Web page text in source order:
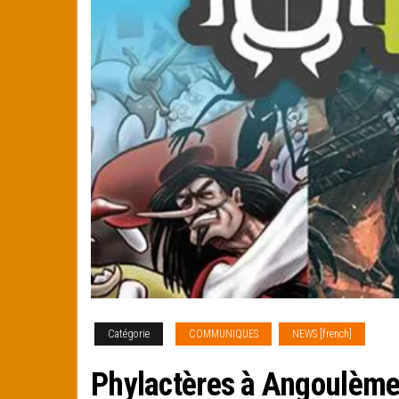
Catégorie COMMUNIQUES NEWS [french]
Phylactères à